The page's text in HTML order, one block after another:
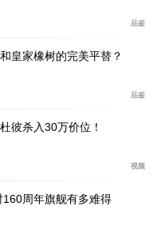
品鉴
皇家橡树的完美平替？
品鉴
彼杀入30万价位！
视频
周年旗舰有多难得